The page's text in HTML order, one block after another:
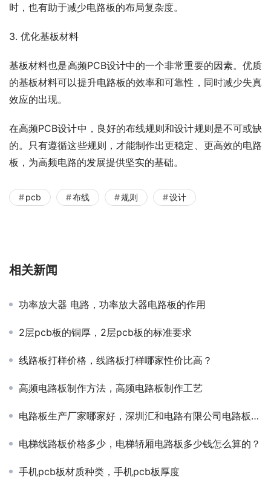
时，也有助于减少电路板的布局复杂度。
3. 优化基板材料
基板材料也是高频PCB设计中的一个非常重要的因素。优质
的基板材料可以提升电路板的效率和可靠性，同时减少失真
效应的出现。
在高频PCB设计中，良好的布线规则和设计规则是不可或缺
的。只有遵循这些规则，才能制作出更稳定、更高效的电路
板，为高频电路的发展提供坚实的基础。
pcb 布线 规则 设计
相关新闻
功率放大器 电路，功率放大器电路板的作用
2层pcb板的铜厚，2层pcb板的标准要求
线路板打样价格，线路板打样哪家性价比高？
高频电路板制作方法，高频电路板制作工艺
电路板生产厂家哪家好，深圳汇和电路有限公司电路板生产厂家
电梯线路板价格多少，电梯轿厢电路板多少钱怎么算的？
手机pcb板材质种类，手机pcb板厚度